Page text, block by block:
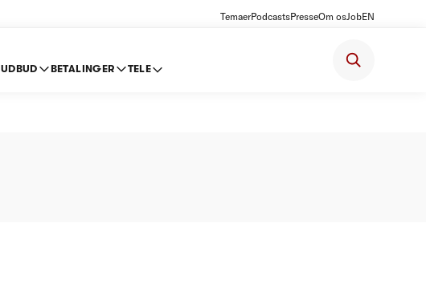
TemaerPodcastsPresseOm osJobEN
UDBUD BETALINGER TELE